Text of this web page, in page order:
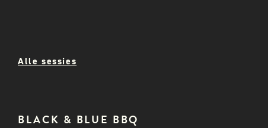
Alle sessies
BLACK & BLUE BBQ